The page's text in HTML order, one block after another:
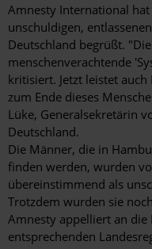
Amnesty International
unschuldigen,
Deutschland begrüßt.
menschenverachtende
kritisiert. Jetzt leistet
zum Ende dieses
Lüke, General­sekretärin
Deutschland.
Die Männer, die in
finden werden, wurden
übereinstimmend als
Trotzdem wurden sie
Amnesty ­appelliert an
entsprechenden